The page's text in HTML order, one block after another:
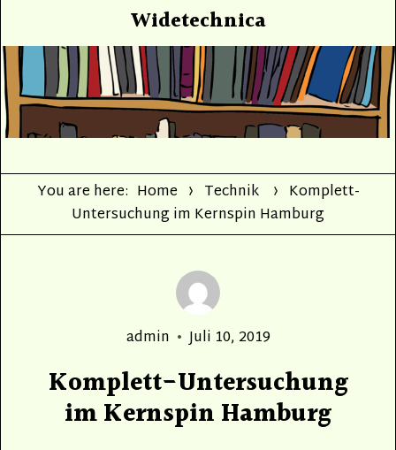
Widetechnica
You are here: Home Technik
Komplett-
Untersuchung im Kernspin Hamburg
Author
admin
Posted
Juli 10, 2019
Komplett-Untersuchung
im Kernspin Hamburg